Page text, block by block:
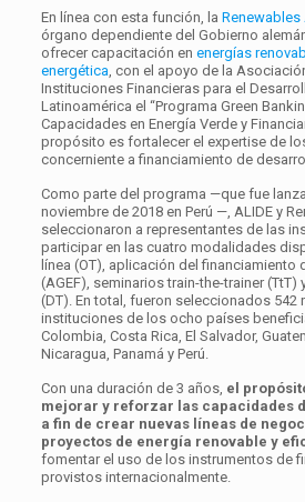
En línea con esta función, la Renewables
órgano dependiente del Gobierno
ofrecer capacitación en energías
energética, con el apoyo de la
Instituciones Financieras para el
Latinoamérica el “Programa Green
Capacidades en Energía Verde y
propósito es fortalecer el expertise de
concerniente a financiamiento de
Como parte del programa —que fue
noviembre de 2018 en Perú —, ALIDE y
seleccionaron a representantes de las
participar en las cuatro modalidades
línea (OT), aplicación del financiamiento
(AGEF), seminarios train-the-trainer (TtT)
(DT). En total, fueron seleccionados 542
instituciones de los ocho países
Colombia, Costa Rica, El Salvador,
Nicaragua, Panamá y Perú.
Con una duración de 3 años, el
mejorar y reforzar las capacidades
a fin de crear nuevas líneas de
proyectos de energía renovable y
fomentar el uso de los instrumentos de
provistos internacionalmente.